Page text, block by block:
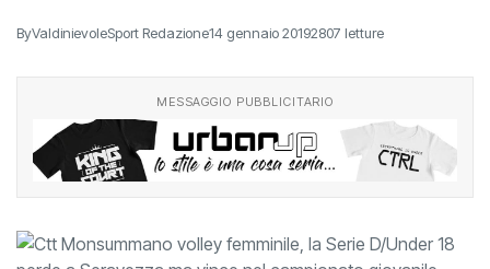
ByValdinievoleSport Redazione14 gennaio 20192807 letture
MESSAGGIO PUBBLICITARIO